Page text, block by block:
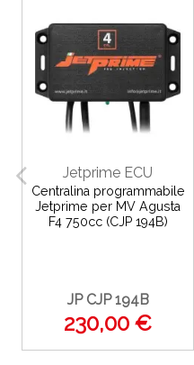
Jetprime ECU
Centralina programmabile
Jetprime per MV Agusta
F4 750cc (CJP 194B)
JP CJP 194B
230,00 €